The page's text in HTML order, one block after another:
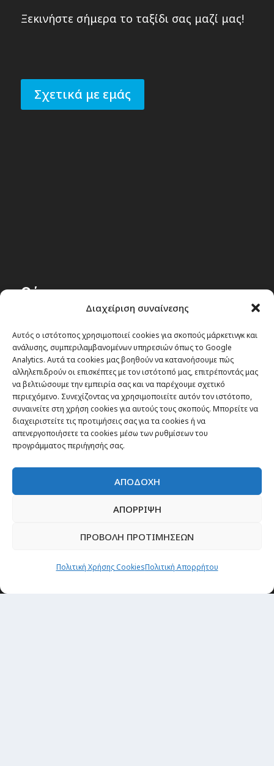
Διαχείριση συναίνεσης
Αυτός ο ιστότοπος χρησιμοποιεί cookies για σκοπούς μάρκετινγκ και
ανάλυσης, συμπεριλαμβανομένων υπηρεσιών όπως το Google
Analytics. Αυτά τα cookies μας βοηθούν να κατανοήσουμε πώς
αλληλεπιδρούν οι επισκέπτες με τον ιστότοπό μας, επιτρέποντάς μας
να βελτιώσουμε την εμπειρία σας και να παρέχουμε σχετικό
περιεχόμενο. Συνεχίζοντας να χρησιμοποιείτε αυτόν τον ιστότοπο,
συναινείτε στη χρήση cookies για αυτούς τους σκοπούς. Μπορείτε να
διαχειριστείτε τις προτιμήσεις σας για τα cookies ή να
απενεργοποιήσετε τα cookies μέσω των ρυθμίσεων του
προγράμματος περιήγησής σας.
ΑΠΟΔΟΧΗ
ΑΠΟΡΡΙΨΗ
ΠΡΟΒΟΛΗ ΠΡΟΤΙΜΗΣΕΩΝ
Πολιτική Χρήσης CookiesΠολιτική Απορρήτου
Ξεκινήστε σήμερα το ταξίδι σας μαζί μας!
Σχετικά με εμάς
Θέματα
Passenger στον κόσμο
TRAVEL NEWS
Οργάνωσε το ταξίδι σου
CITY and CULTURE